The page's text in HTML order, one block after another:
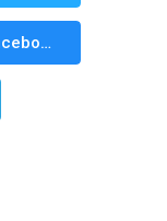
Facebook Messenger